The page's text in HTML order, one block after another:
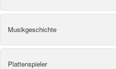
Musikgeschichte
Plattenspieler